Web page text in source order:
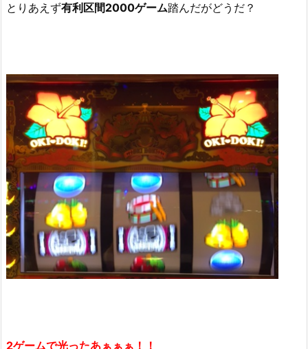
とりあえず有利区間2000ゲーム踏んだがどうだ？
2ゲームで光ったあぁぁぁ！！